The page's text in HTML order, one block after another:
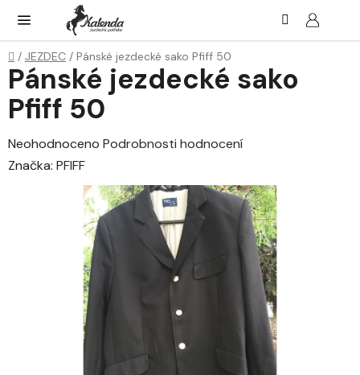
obsah
Domů
/ JEZDEC / Pánské jezdecké sako Pfiff 50
Pánské jezdecké sako
Pfiff 50
Průměrné
hodnocení
Neohodnoceno Podrobnosti hodnocení
Značka: PFIFF